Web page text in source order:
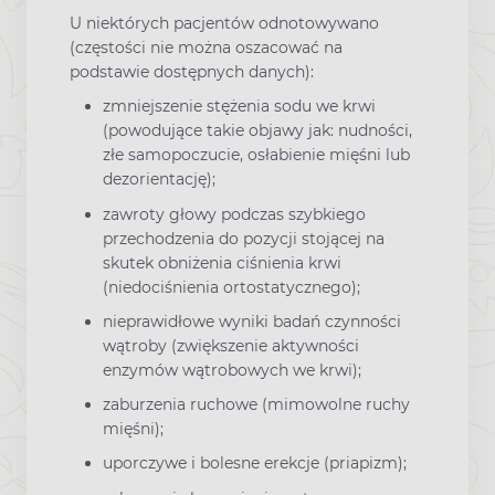
U niektórych pacjentów odnotowywano
(częstości nie można oszacować na
podstawie dostępnych danych):
zmniejszenie stężenia sodu we krwi
(powodujące takie objawy jak: nudności,
złe samopoczucie, osłabienie mięśni lub
dezorientację);
zawroty głowy podczas szybkiego
przechodzenia do pozycji stojącej na
skutek obniżenia ciśnienia krwi
(niedociśnienia ortostatycznego);
nieprawidłowe wyniki badań czynności
wątroby (zwiększenie aktywności
enzymów wątrobowych we krwi);
zaburzenia ruchowe (mimowolne ruchy
mięśni);
uporczywe i bolesne erekcje (priapizm);